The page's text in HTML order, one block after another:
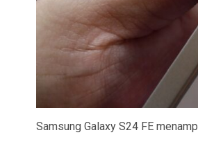
Samsung Galaxy S24 FE